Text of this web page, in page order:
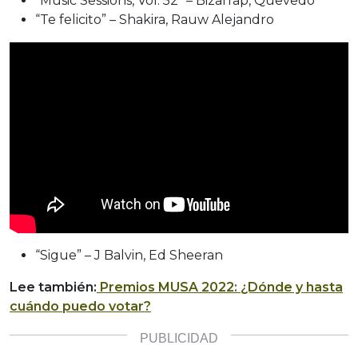
“Te felicito” – Shakira, Rauw Alejandro
“Sigue” – J Balvin, Ed Sheeran
Lee también: Premios MUSA 2022: ¿Dónde y hasta
cuándo puedo votar?